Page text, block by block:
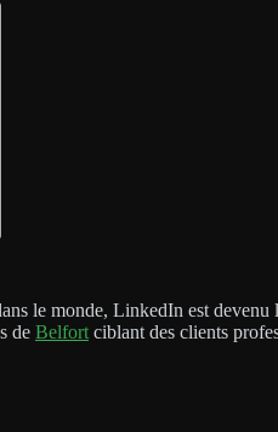
le monde, LinkedIn est
de Belfort ciblant des clients